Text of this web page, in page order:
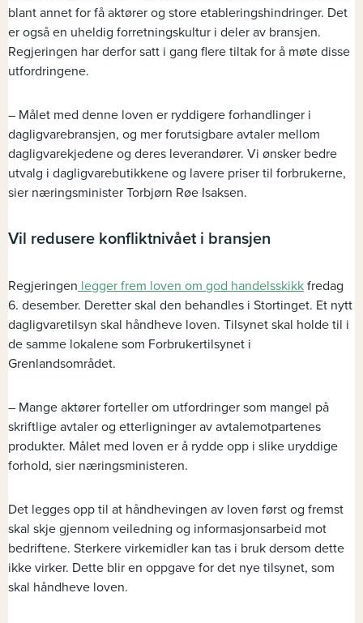
blant annet for få aktører og store etableringshindringer. Det
er også en uheldig forretningskultur i deler av bransjen.
Regjeringen har derfor satt i gang flere tiltak for å møte disse
utfordringene.
– Målet med denne loven er ryddigere forhandlinger i
dagligvarebransjen, og mer forutsigbare avtaler mellom
dagligvarekjedene og deres leverandører. Vi ønsker bedre
utvalg i dagligvarebutikkene og lavere priser til forbrukerne,
sier næringsminister Torbjørn Røe Isaksen.
Vil redusere konfliktnivået i bransjen
Regjeringen legger frem loven om god handelsskikk fredag
6. desember. Deretter skal den behandles i Stortinget. Et nytt
dagligvaretilsyn skal håndheve loven. Tilsynet skal holde til i
de samme lokalene som Forbrukertilsynet i
Grenlandsområdet.
– Mange aktører forteller om utfordringer som mangel på
skriftlige avtaler og etterligninger av avtalemotpartenes
produkter. Målet med loven er å rydde opp i slike uryddige
forhold, sier næringsministeren.
Det legges opp til at håndhevingen av loven først og fremst
skal skje gjennom veiledning og informasjonsarbeid mot
bedriftene. Sterkere virkemidler kan tas i bruk dersom dette
ikke virker. Dette blir en oppgave for det nye tilsynet, som
skal håndheve loven.